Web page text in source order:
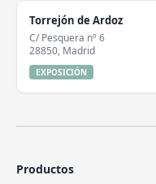
Torrejón de Ardoz
C/ Pesquera nº 6
28850, Madrid
EXPOSICIÓN
Productos